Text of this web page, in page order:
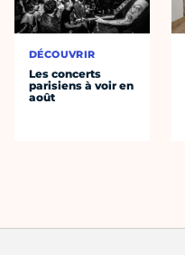
DÉCOUVRIR
Les concerts
parisiens à voir en
août